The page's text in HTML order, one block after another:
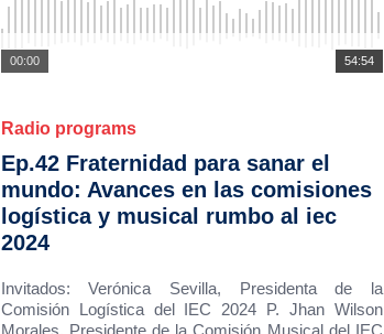
54:54
00:00
Radio programs
Ep.42 Fraternidad para sanar el
mundo: Avances en las comisiones
logística y musical rumbo al iec
2024
Invitados: Verónica Sevilla, Presidenta de la
Comisión Logística del IEC 2024 P. Jhan Wilson
Morales, Presidente de la Comisión Musical del IEC